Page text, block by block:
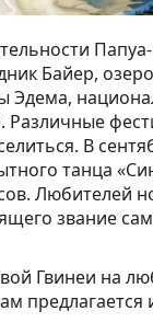
Байер,
Эдема,
Различные
В
танца
Любителей
звание
Гвинеи на